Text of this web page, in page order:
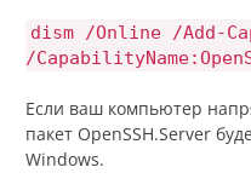
dism /Online /Add-
/
Если ваш компьютер
пакет OpenSSH.Server
Windows.